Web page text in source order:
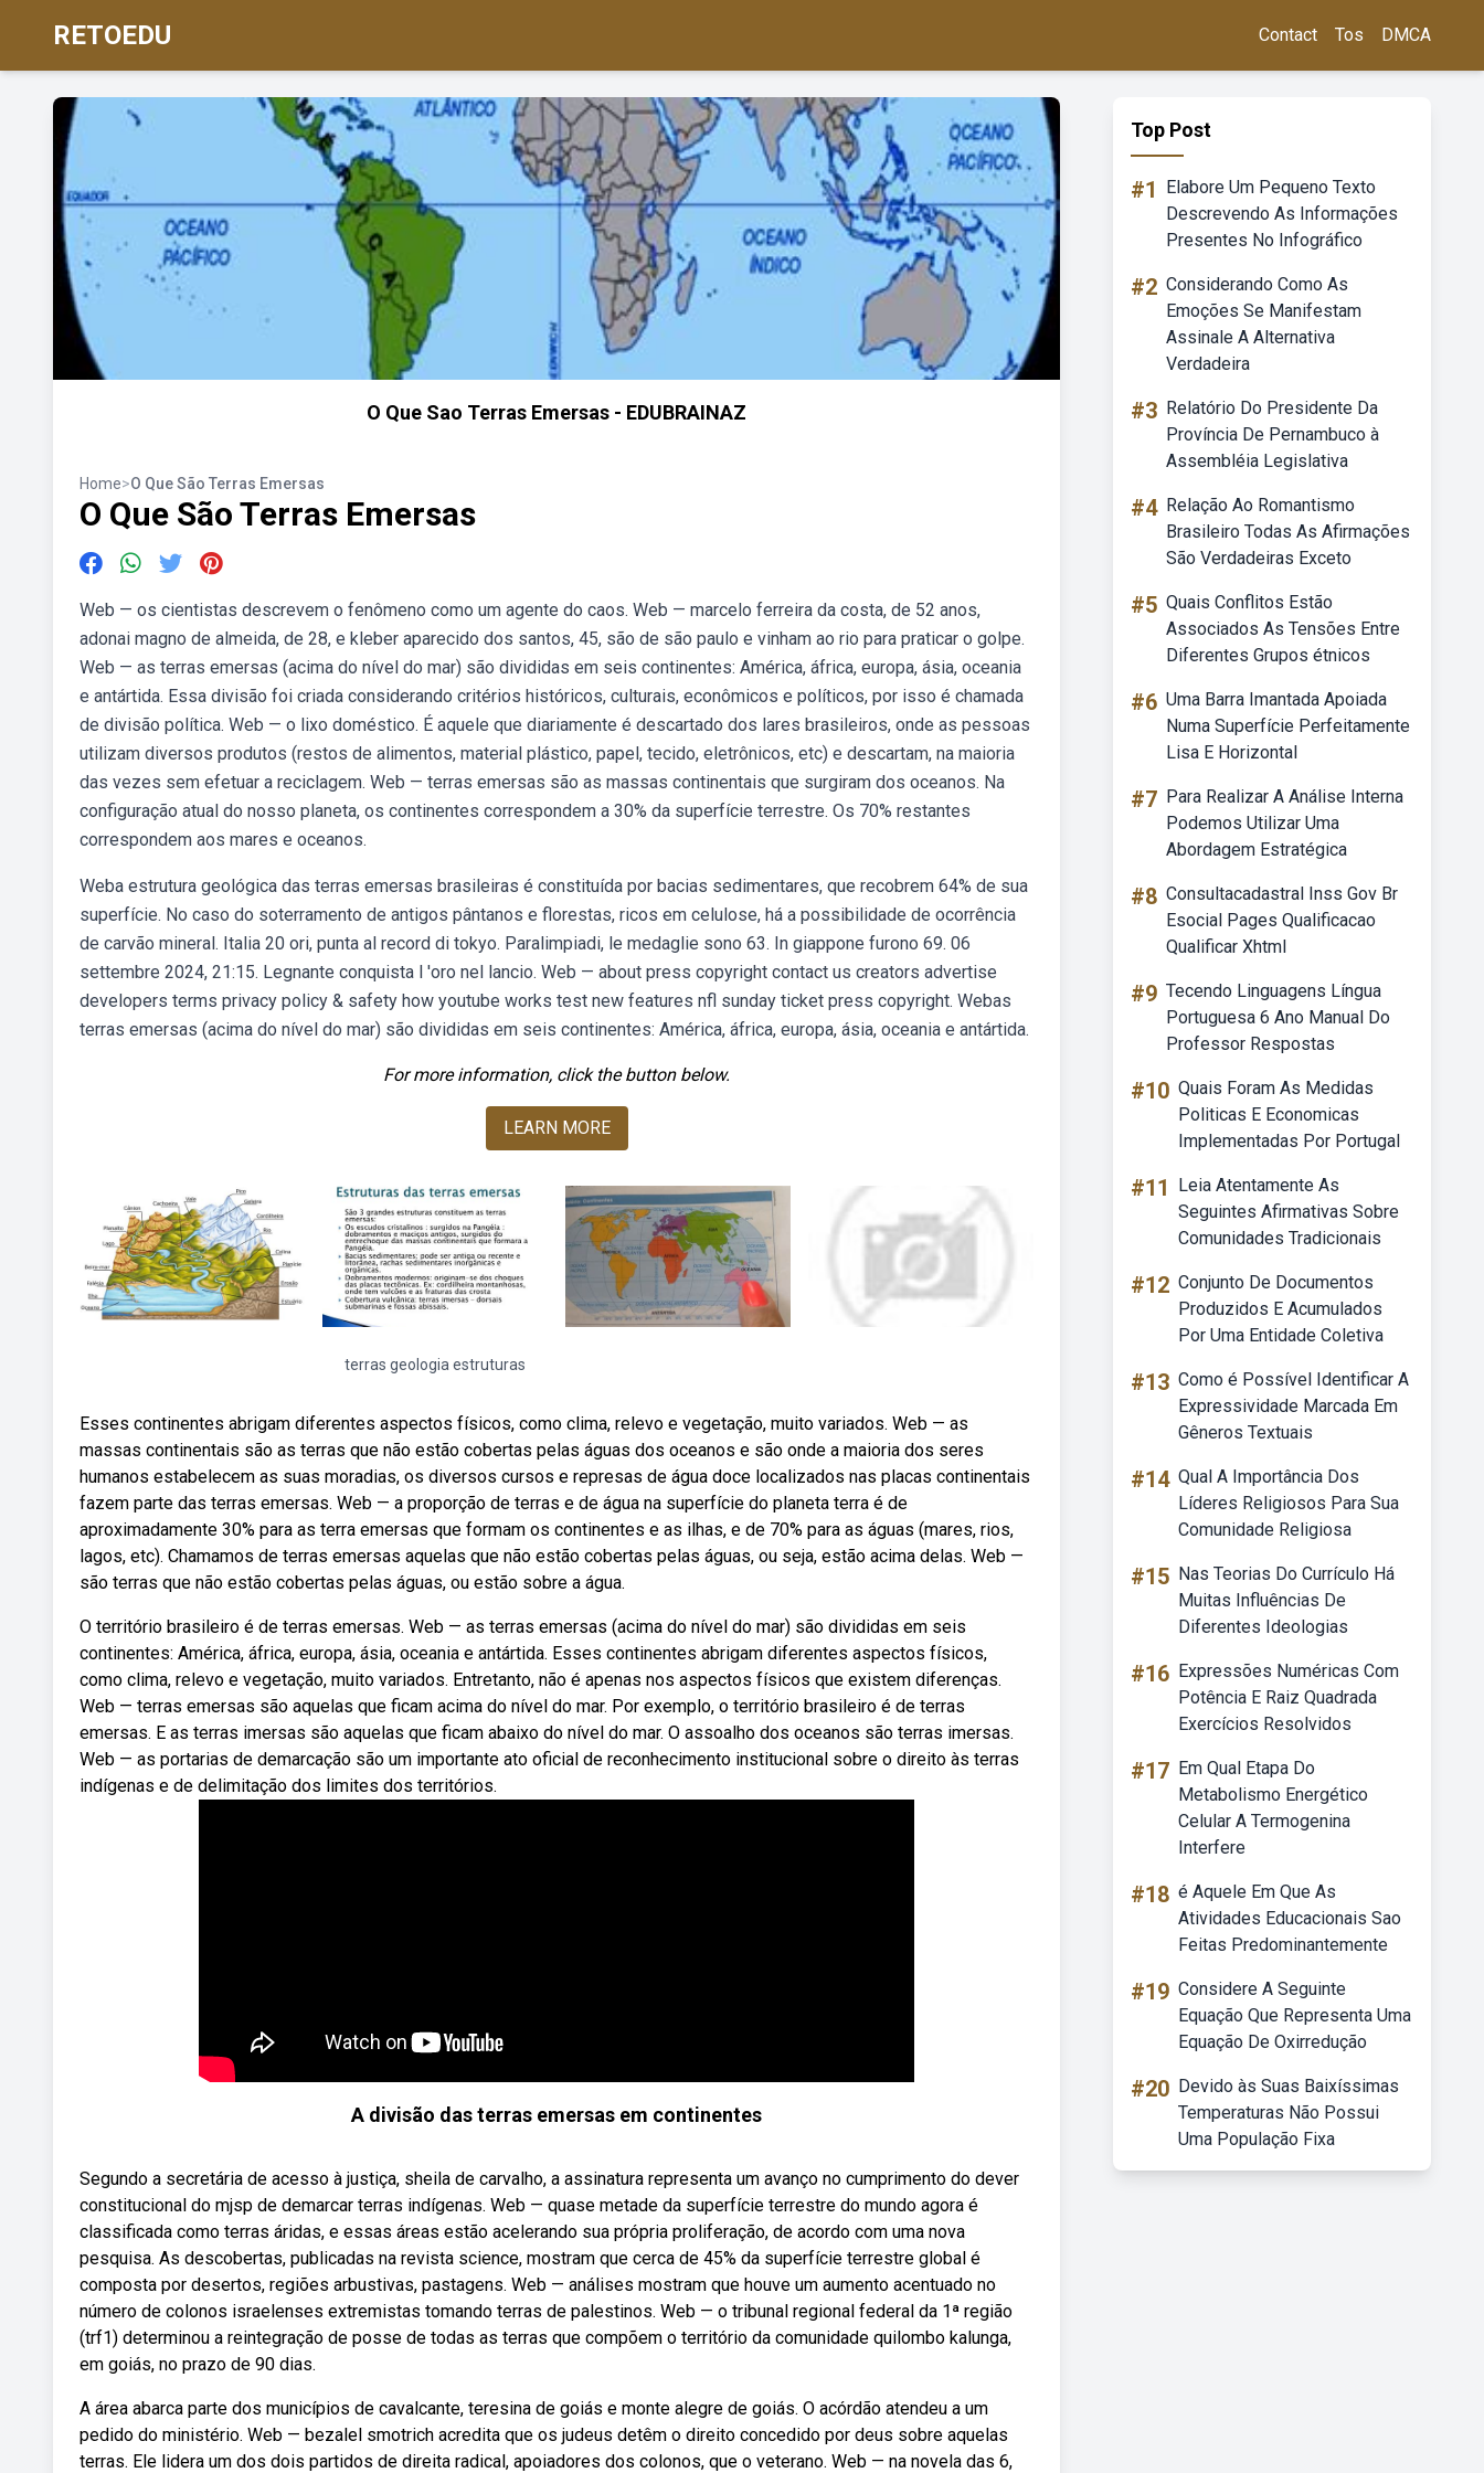
RETOEDU Contact Tos DMCA
O Que Sao Terras Emersas - EDUBRAINAZ
Home>O Que São Terras Emersas
O Que São Terras Emersas
Web — os cientistas descrevem o fenômeno como um agente do caos. Web — marcelo ferreira da costa, de 52 anos,
adonai magno de almeida, de 28, e kleber aparecido dos santos, 45, são de são paulo e vinham ao rio para praticar o golpe.
Web — as terras emersas (acima do nível do mar) são divididas em seis continentes: América, áfrica, europa, ásia, oceania
e antártida. Essa divisão foi criada considerando critérios históricos, culturais, econômicos e políticos, por isso é chamada
de divisão política. Web — o lixo doméstico. É aquele que diariamente é descartado dos lares brasileiros, onde as pessoas
utilizam diversos produtos (restos de alimentos, material plástico, papel, tecido, eletrônicos, etc) e descartam, na maioria
das vezes sem efetuar a reciclagem. Web — terras emersas são as massas continentais que surgiram dos oceanos. Na
configuração atual do nosso planeta, os continentes correspondem a 30% da superfície terrestre. Os 70% restantes
correspondem aos mares e oceanos.
Weba estrutura geológica das terras emersas brasileiras é constituída por bacias sedimentares, que recobrem 64% de sua
superfície. No caso do soterramento de antigos pântanos e florestas, ricos em celulose, há a possibilidade de ocorrência
de carvão mineral. Italia 20 ori, punta al record di tokyo. Paralimpiadi, le medaglie sono 63. In giappone furono 69. 06
settembre 2024, 21:15. Legnante conquista l 'oro nel lancio. Web — about press copyright contact us creators advertise
developers terms privacy policy & safety how youtube works test new features nfl sunday ticket press copyright. Webas
terras emersas (acima do nível do mar) são divididas em seis continentes: América, áfrica, europa, ásia, oceania e antártida.
For more information, click the button below.
LEARN MORE
terras geologia estruturas
Esses continentes abrigam diferentes aspectos físicos, como clima, relevo e vegetação, muito variados. Web — as
massas continentais são as terras que não estão cobertas pelas águas dos oceanos e são onde a maioria dos seres
humanos estabelecem as suas moradias, os diversos cursos e represas de água doce localizados nas placas continentais
fazem parte das terras emersas. Web — a proporção de terras e de água na superfície do planeta terra é de
aproximadamente 30% para as terra emersas que formam os continentes e as ilhas, e de 70% para as águas (mares, rios,
lagos, etc). Chamamos de terras emersas aquelas que não estão cobertas pelas águas, ou seja, estão acima delas. Web —
são terras que não estão cobertas pelas águas, ou estão sobre a água.
O território brasileiro é de terras emersas. Web — as terras emersas (acima do nível do mar) são divididas em seis
continentes: América, áfrica, europa, ásia, oceania e antártida. Esses continentes abrigam diferentes aspectos físicos,
como clima, relevo e vegetação, muito variados. Entretanto, não é apenas nos aspectos físicos que existem diferenças.
Web — terras emersas são aquelas que ficam acima do nível do mar. Por exemplo, o território brasileiro é de terras
emersas. E as terras imersas são aquelas que ficam abaixo do nível do mar. O assoalho dos oceanos são terras imersas.
Web — as portarias de demarcação são um importante ato oficial de reconhecimento institucional sobre o direito às terras
indígenas e de delimitação dos limites dos territórios.
A divisão das terras emersas em continentes
Segundo a secretária de acesso à justiça, sheila de carvalho, a assinatura representa um avanço no cumprimento do dever
constitucional do mjsp de demarcar terras indígenas. Web — quase metade da superfície terrestre do mundo agora é
classificada como terras áridas, e essas áreas estão acelerando sua própria proliferação, de acordo com uma nova
pesquisa. As descobertas, publicadas na revista science, mostram que cerca de 45% da superfície terrestre global é
composta por desertos, regiões arbustivas, pastagens. Web — análises mostram que houve um aumento acentuado no
número de colonos israelenses extremistas tomando terras de palestinos. Web — o tribunal regional federal da 1ª região
(trf1) determinou a reintegração de posse de todas as terras que compõem o território da comunidade quilombo kalunga,
em goiás, no prazo de 90 dias.
A área abarca parte dos municípios de cavalcante, teresina de goiás e monte alegre de goiás. O acórdão atendeu a um
pedido do ministério. Web — bezalel smotrich acredita que os judeus detêm o direito concedido por deus sobre aquelas
terras. Ele lidera um dos dois partidos de direita radical, apoiadores dos colonos, que o veterano. Web — na novela das 6,
Top Post
#1
Elabore Um Pequeno Texto
Descrevendo As Informações
Presentes No Infográfico
#2 Considerando Como As
Emoções Se Manifestam
Assinale A Alternativa
Verdadeira
#3 Relatório Do Presidente Da
Província De Pernambuco à
Assembléia Legislativa
#4 Relação Ao Romantismo
Brasileiro Todas As Afirmações
São Verdadeiras Exceto
#5 Quais Conflitos Estão
Associados As Tensões Entre
Diferentes Grupos étnicos
#6 Uma Barra Imantada Apoiada
Numa Superfície Perfeitamente
Lisa E Horizontal
#7 Para Realizar A Análise Interna
Podemos Utilizar Uma
Abordagem Estratégica
#8 Consultacadastral Inss Gov Br
Esocial Pages Qualificacao
Qualificar Xhtml
#9 Tecendo Linguagens Língua
Portuguesa 6 Ano Manual Do
Professor Respostas
#10 Quais Foram As Medidas
Politicas E Economicas
Implementadas Por Portugal
#11
Leia Atentamente As
Seguintes Afirmativas Sobre
Comunidades Tradicionais
#12 Conjunto De Documentos
Produzidos E Acumulados
Por Uma Entidade Coletiva
#13 Como é Possível Identificar A
Expressividade Marcada Em
Gêneros Textuais
#14 Qual A Importância Dos
Líderes Religiosos Para Sua
Comunidade Religiosa
#15 Nas Teorias Do Currículo Há
Muitas Influências De
Diferentes Ideologias
#16 Expressões Numéricas Com
Potência E Raiz Quadrada
Exercícios Resolvidos
#17 Em Qual Etapa Do
Metabolismo Energético
Celular A Termogenina
Interfere
#18 é Aquele Em Que As
Atividades Educacionais Sao
Feitas Predominantemente
#19 Considere A Seguinte
Equação Que Representa Uma
Equação De Oxirredução
#20 Devido às Suas Baixíssimas
Temperaturas Não Possui
Uma População Fixa